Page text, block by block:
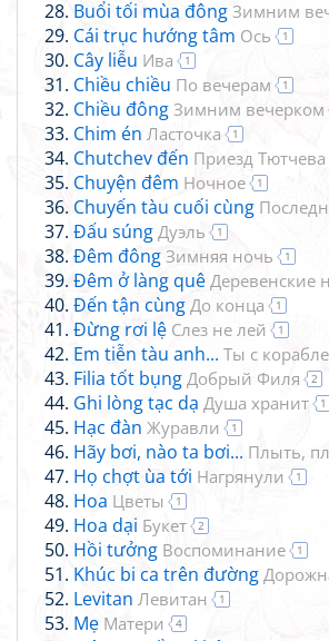
Buổi tối mùa đông Зимним
Cái trục hướng tâm Ось 1
Cây liễu Ива 1
Chiều chiều По вечерам 1
Chiều đông Зимним вечерком
Chim én Ласточка 1
Chutchev đến Приезд Тютчева
Chuyện đêm Ночное 1
Chuyến tàu cuối cùng
Đấu súng Дуэль 1
Đêm đông Зимняя ночь 1
Đêm ở làng quê Деревенские
Đến tận cùng До конца 1
Đừng rơi lệ Слез не лей 1
Em tiễn tàu anh... Ты с
Filia tốt bụng Добрый Филя 2
Ghi lòng tạc dạ Душа хранит 1
Hạc đàn Журавли 1
Hãy bơi, nào ta bơi... Плыть,
Họ chợt ùa tới Нагрянули 1
Hoa Цветы 1
Hoa dại Букет 2
Hồi tưởng Воспоминание 1
Khúc bi ca trên đường
Levitan Левитан 1
Mẹ Матери 4